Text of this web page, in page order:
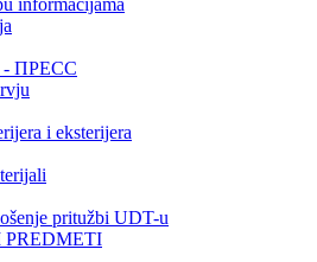
informacijama
- ПРЕСC
i eksterijera
pritužbi UDT-u
PREDMETI